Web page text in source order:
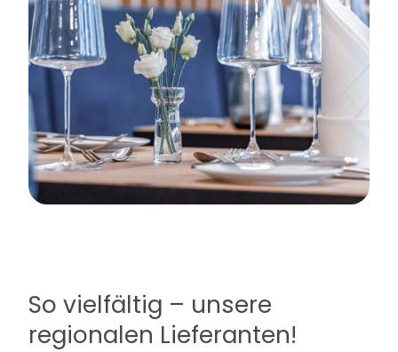
So vielfältig – unsere
regionalen Lieferanten!